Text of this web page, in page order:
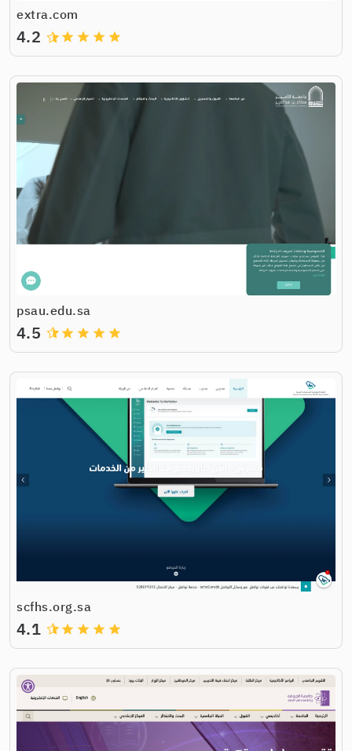
extra.com
grade
grade
grade
grade
4.2
psau.edu.sa
grade
grade
grade
grade
4.5
scfhs.org.sa
grade
grade
grade
grade
4.1